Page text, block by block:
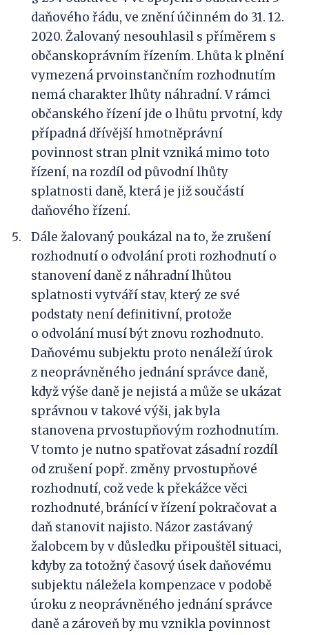
daňového řádu, ve znění účinném do 31. 12.
2020. Žalovaný nesouhlasil s příměrem s
občanskoprávním řízením. Lhůta k plnění
vymezená prvoinstančním rozhodnutím
nemá charakter lhůty náhradní. V rámci
občanského řízení jde o lhůtu prvotní, kdy
případná dřívější hmotněprávní
povinnost stran plnit vzniká mimo toto
řízení, na rozdíl od původní lhůty
splatnosti daně, která je již součástí
daňového řízení.
Dále žalovaný poukázal na to, že zrušení
rozhodnutí o odvolání proti rozhodnutí o
stanovení daně z náhradní lhůtou
splatnosti vytváří stav, který ze své
podstaty není definitivní, protože
o odvolání musí být znovu rozhodnuto.
Daňovému subjektu proto nenáleží úrok
z neoprávněného jednání správce daně,
když výše daně je nejistá a může se ukázat
správnou v takové výši, jak byla
stanovena prvostupňovým rozhodnutím.
V tomto je nutno spatřovat zásadní rozdíl
od zrušení popř. změny prvostupňové
rozhodnutí, což vede k překážce věci
rozhodnuté, bránící v řízení pokračovat a
daň stanovit najisto. Názor zastávaný
žalobcem by v důsledku připouštěl situaci,
kdyby za totožný časový úsek daňovému
subjektu náležela kompenzace v podobě
úroku z neoprávněného jednání správce
daně a zároveň by mu vznikla povinnost